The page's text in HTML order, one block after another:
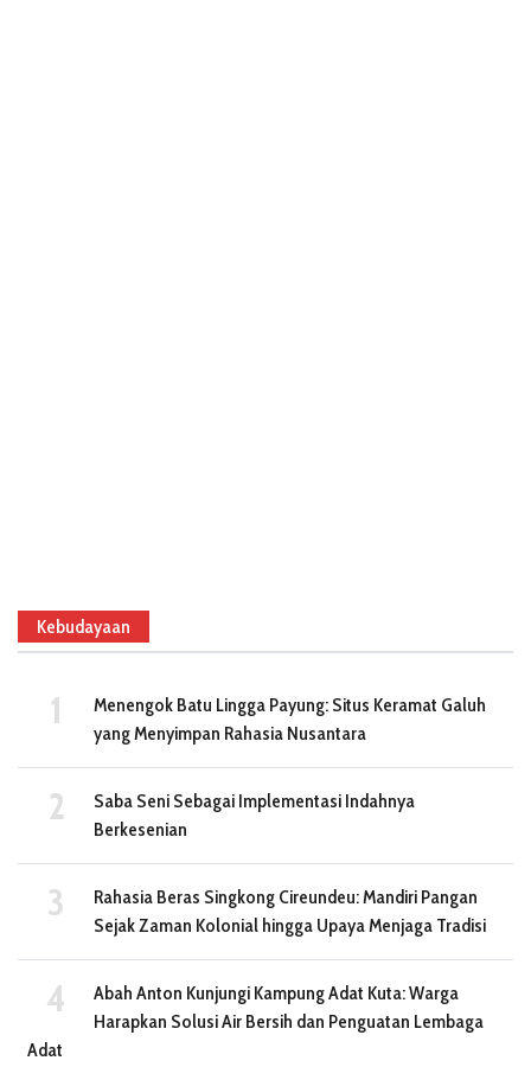
Kebudayaan
Menengok Batu Lingga Payung: Situs Keramat Galuh
yang Menyimpan Rahasia Nusantara
Saba Seni Sebagai Implementasi Indahnya
Berkesenian
Rahasia Beras Singkong Cireundeu: Mandiri Pangan
Sejak Zaman Kolonial hingga Upaya Menjaga Tradisi
Abah Anton Kunjungi Kampung Adat Kuta: Warga
Harapkan Solusi Air Bersih dan Penguatan Lembaga
Adat